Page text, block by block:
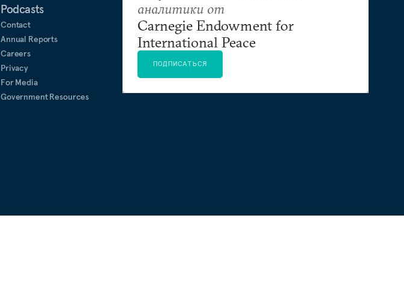
Podcasts
Contact
Annual Reports
Careers
Privacy
For Media
Government Resources
аналитики от
Carnegie Endowment for
International Peace
ПОДПИСАТЬСЯ